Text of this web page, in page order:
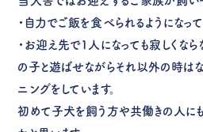
・自力でご飯を食べられるようになって
・お迎え先で1人になっても寂しくな
の子と遊ばせながらそれ以外の時は
ニングをしています。
初めて子犬を飼う方や共働きの人に